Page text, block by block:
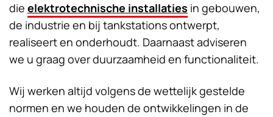
die elektrotechnische installaties in gebouwen,
de industrie en bij tankstations ontwerpt,
realiseert en onderhoudt. Daarnaast adviseren
we u graag over duurzaamheid en functionaliteit.
Wij werken altijd volgens de wettelijk gestelde
normen en we houden de ontwikkelingen in de